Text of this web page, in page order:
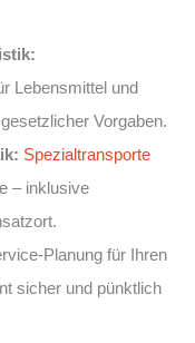
Lebensmittel und
Vorgaben.
Spezialtransporte
– inklusive
Planung für Ihren
sicher und pünktlich